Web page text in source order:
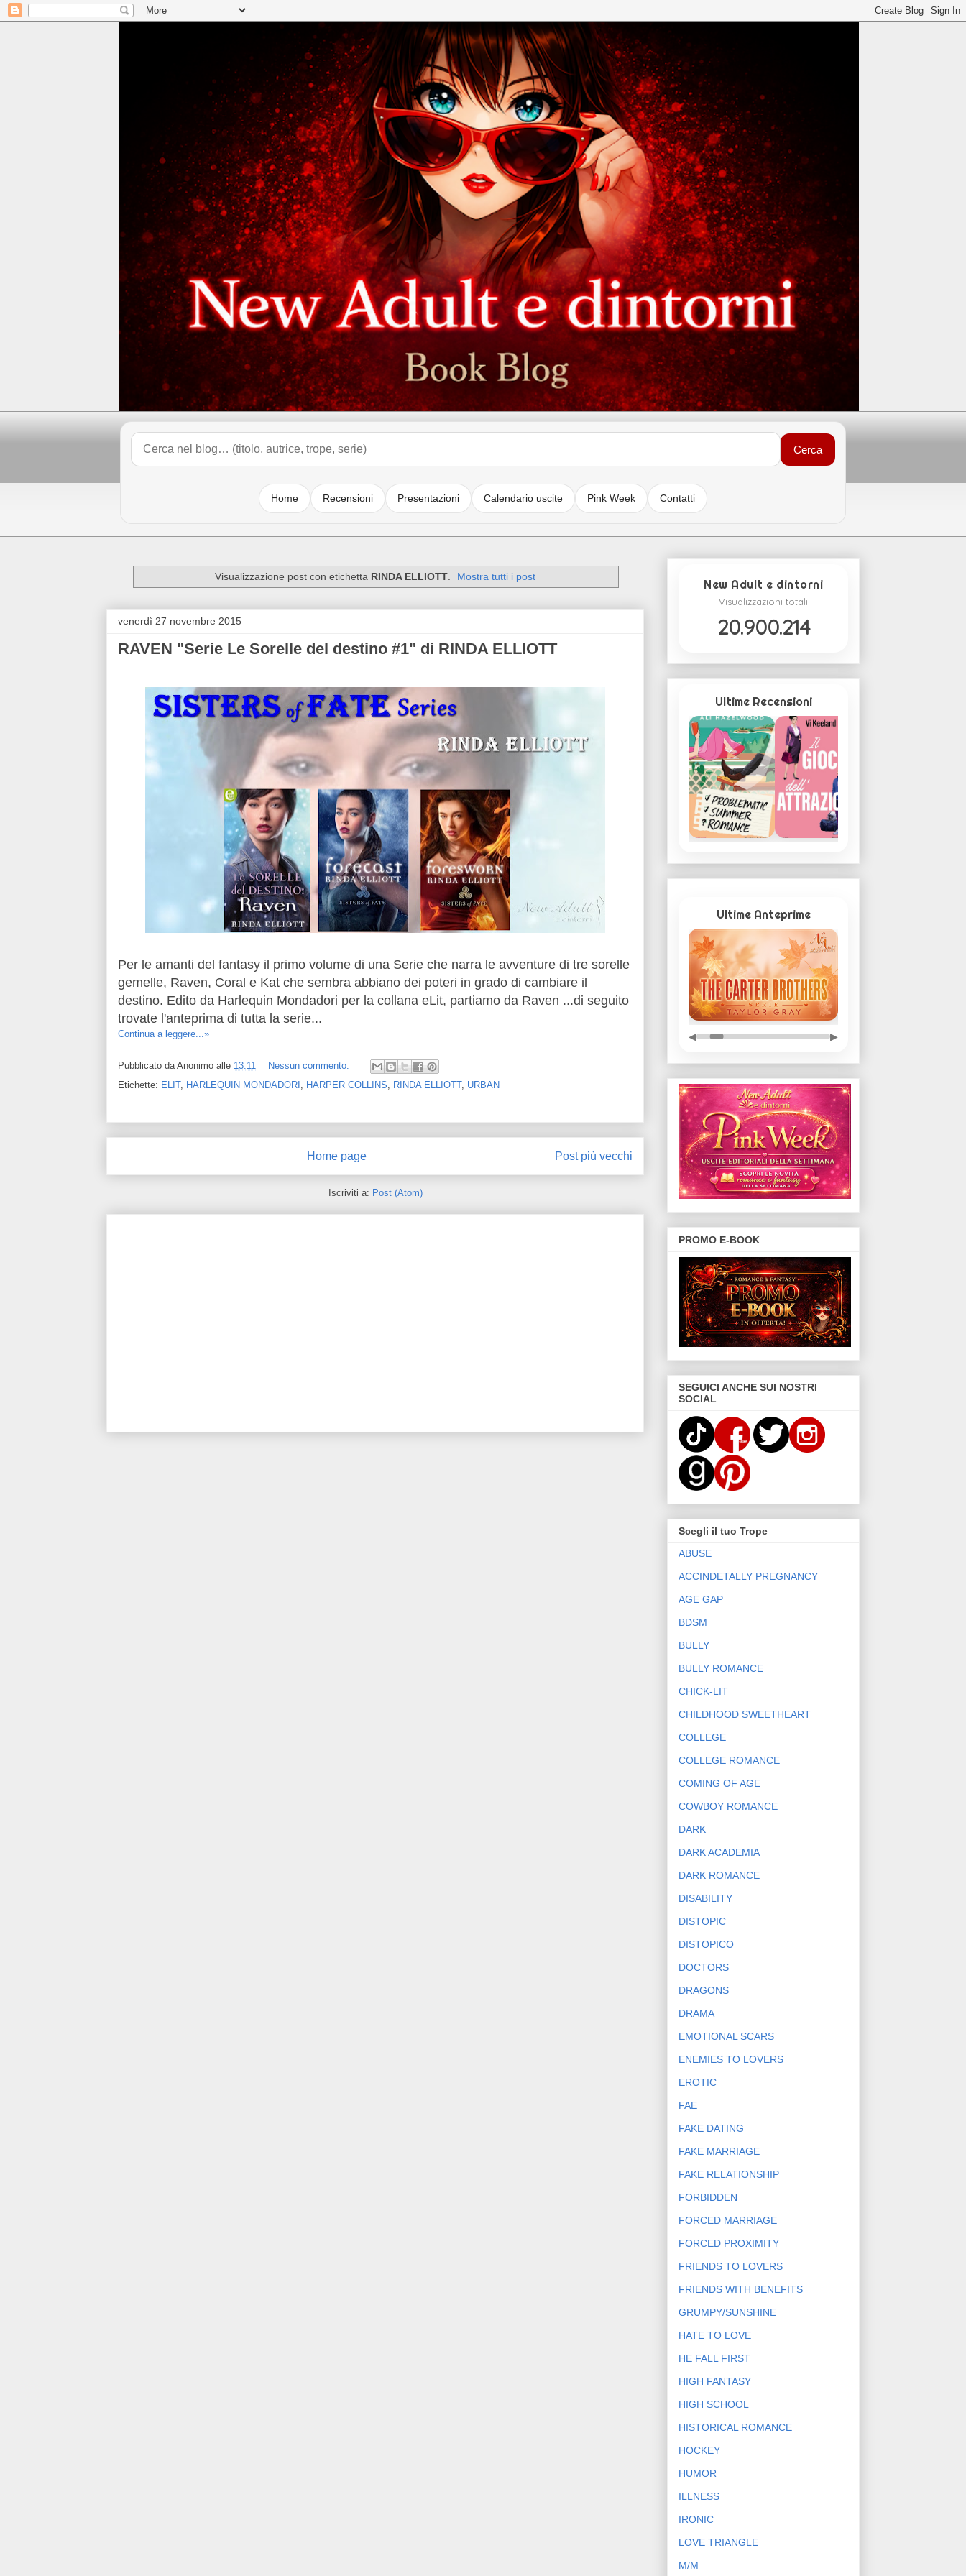
Cerca
Home Recensioni Presentazioni Calendario uscite Pink Week Contatti
Visualizzazione post con etichetta RINDA ELLIOTT. Mostra tutti i post
venerdì 27 novembre 2015
RAVEN "Serie Le Sorelle del destino #1" di RINDA ELLIOTT
Per le amanti del fantasy il primo volume di una Serie che narra le avventure di tre sorelle
gemelle, Raven, Coral e Kat che sembra abbiano dei poteri in grado di cambiare il
destino. Edito da Harlequin Mondadori per la collana eLit, partiamo da Raven ...di seguito
trovate l'anteprima di tutta la serie...
Continua a leggere...»
Pubblicato daAnonimo alle 13:11
Nessun commento:
Etichette: ELIT, HARLEQUIN MONDADORI HARPER COLLINS RINDA ELLIOTT, URBAN
Post più vecchi
Home page
Iscriviti a: Post (Atom)
New Adult e dintorni
Visualizzazioni totali
20.900.214
Ultime Recensioni
Ultime Anteprime
◀ ▶
PROMO E-BOOK
SEGUICI ANCHE SUI NOSTRI
SOCIAL
Scegli il tuo Trope
ABUSE
ACCINDETALLY PREGNANCY
AGE GAP
BDSM
BULLY
BULLY ROMANCE
CHICK-LIT
CHILDHOOD SWEETHEART
COLLEGE
COLLEGE ROMANCE
COMING OF AGE
COWBOY ROMANCE
DARK
DARK ACADEMIA
DARK ROMANCE
DISABILITY
DISTOPIC
DISTOPICO
DOCTORS
DRAGONS
DRAMA
EMOTIONAL SCARS
ENEMIES TO LOVERS
EROTIC
FAE
FAKE DATING
FAKE MARRIAGE
FAKE RELATIONSHIP
FORBIDDEN
FORCED MARRIAGE
FORCED PROXIMITY
FRIENDS TO LOVERS
FRIENDS WITH BENEFITS
GRUMPY/SUNSHINE
HATE TO LOVE
HE FALL FIRST
HIGH FANTASY
HIGH SCHOOL
HISTORICAL ROMANCE
HOCKEY
HUMOR
ILLNESS
IRONIC
LOVE TRIANGLE
M/M